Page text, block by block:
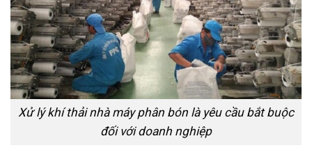
Xử lý khí thải nhà máy phân bón là yêu cầu bắt buộc
đối với doanh nghiệp